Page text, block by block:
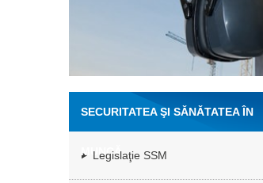
SECURITATEA ŞI SĂNĂTATEA ÎN
MUNCĂ
Legislaţie SSM